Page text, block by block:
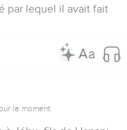
par lequel il avait fait
le moment.